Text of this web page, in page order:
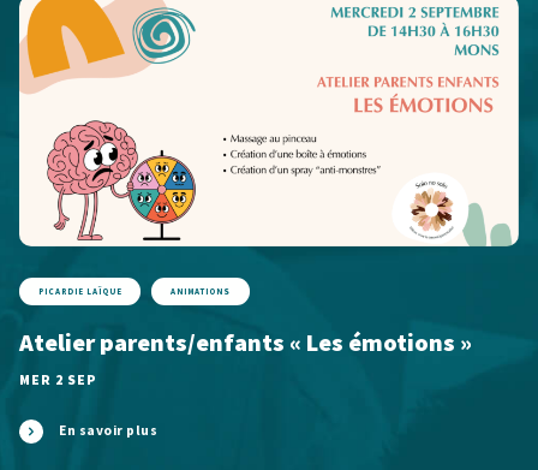
PICARDIE LAÏQUE ANIMATIONS
Atelier parents/enfants « Les émotions »
MER 2 SEP
En savoir plus